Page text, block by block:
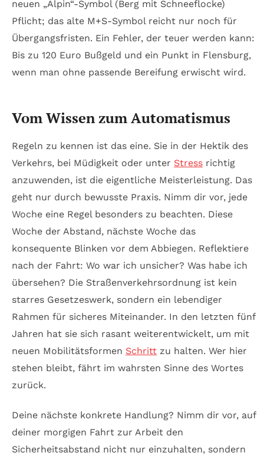
neuen „Alpin“-Symbol (Berg mit Schneeflocke)
Pflicht; das alte M+S-Symbol reicht nur noch für
Übergangsfristen. Ein Fehler, der teuer werden kann:
Bis zu 120 Euro Bußgeld und ein Punkt in Flensburg,
wenn man ohne passende Bereifung erwischt wird.
Vom Wissen zum Automatismus
Regeln zu kennen ist das eine. Sie in der Hektik des
Verkehrs, bei Müdigkeit oder unter Stress richtig
anzuwenden, ist die eigentliche Meisterleistung. Das
geht nur durch bewusste Praxis. Nimm dir vor, jede
Woche eine Regel besonders zu beachten. Diese
Woche der Abstand, nächste Woche das
konsequente Blinken vor dem Abbiegen. Reflektiere
nach der Fahrt: Wo war ich unsicher? Was habe ich
übersehen? Die Straßenverkehrsordnung ist kein
starres Gesetzeswerk, sondern ein lebendiger
Rahmen für sicheres Miteinander. In den letzten fünf
Jahren hat sie sich rasant weiterentwickelt, um mit
neuen Mobilitätsformen Schritt zu halten. Wer hier
stehen bleibt, fährt im wahrsten Sinne des Wortes
zurück.
Deine nächste konkrete Handlung? Nimm dir vor, auf
deiner morgigen Fahrt zur Arbeit den
Sicherheitsabstand nicht nur einzuhalten, sondern